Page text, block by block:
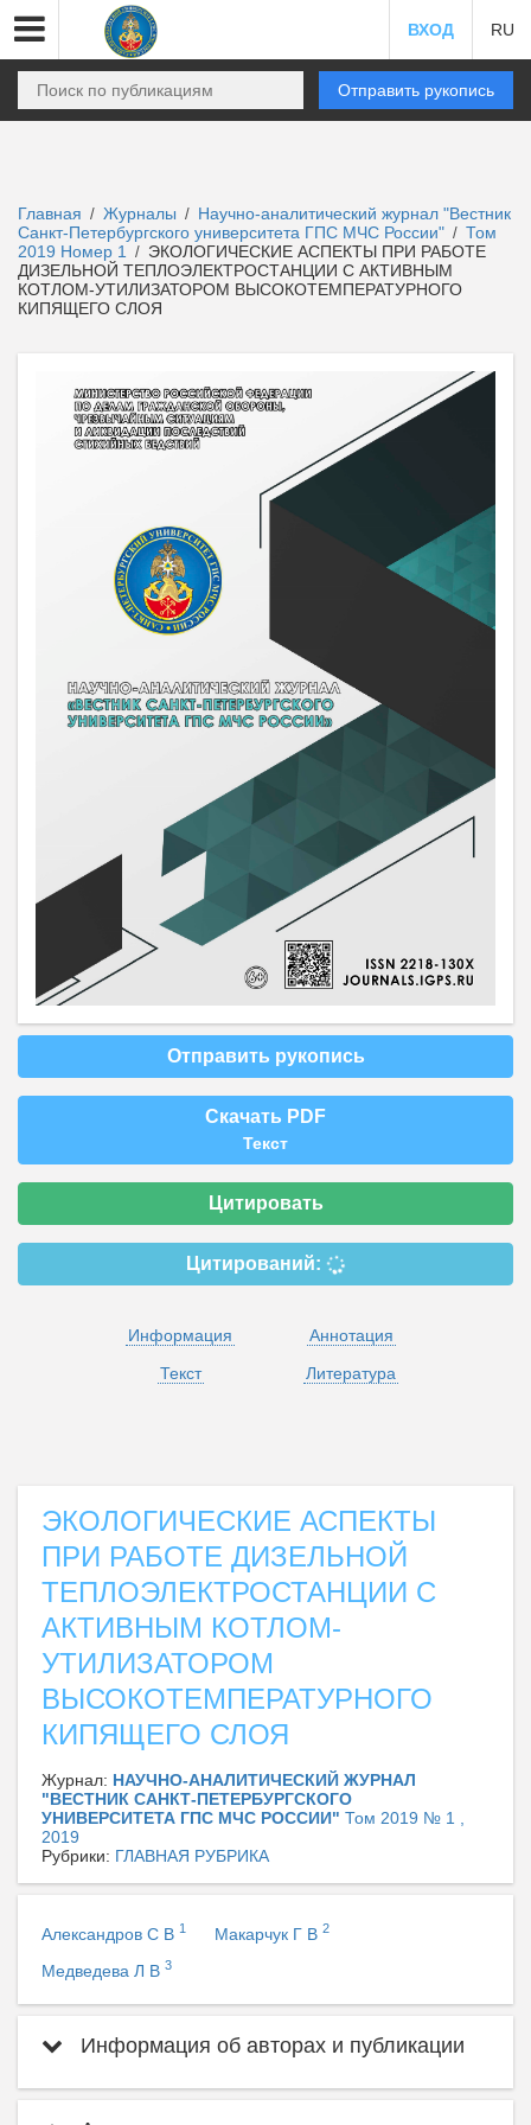
ВХОД RU
Отправить рукопись
Главная / Журналы / Научно-аналитический журнал "Вестник
Санкт-Петербургского университета ГПС МЧС России" / Том
2019 Номер 1
/ ЭКОЛОГИЧЕСКИЕ АСПЕКТЫ ПРИ РАБОТЕ
ДИЗЕЛЬНОЙ ТЕПЛОЭЛЕКТРОСТАНЦИИ С АКТИВНЫМ
КОТЛОМ-УТИЛИЗАТОРОМ ВЫСОКОТЕМПЕРАТУРНОГО
КИПЯЩЕГО СЛОЯ
Отправить рукопись
Скачать PDF
Текст
Цитировать
Цитирований:
Информация
Аннотация
Текст
Литература
ЭКОЛОГИЧЕСКИЕ АСПЕКТЫ
ПРИ РАБОТЕ ДИЗЕЛЬНОЙ
ТЕПЛОЭЛЕКТРОСТАНЦИИ С
АКТИВНЫМ КОТЛОМ-
УТИЛИЗАТОРОМ
ВЫСОКОТЕМПЕРАТУРНОГО
КИПЯЩЕГО СЛОЯ
Журнал: НАУЧНО-АНАЛИТИЧЕСКИЙ ЖУРНАЛ
"ВЕСТНИК САНКТ-ПЕТЕРБУРГСКОГО
УНИВЕРСИТЕТА ГПС МЧС РОССИИ" Том 2019 № 1 ,
2019
Рубрики: ГЛАВНАЯ РУБРИКА
Александров С В 1 Макарчук Г В 2
Медведева Л В 3
Информация об авторах и публикации